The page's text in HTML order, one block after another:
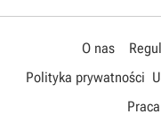
O nas
Polityka prywatności
Praca